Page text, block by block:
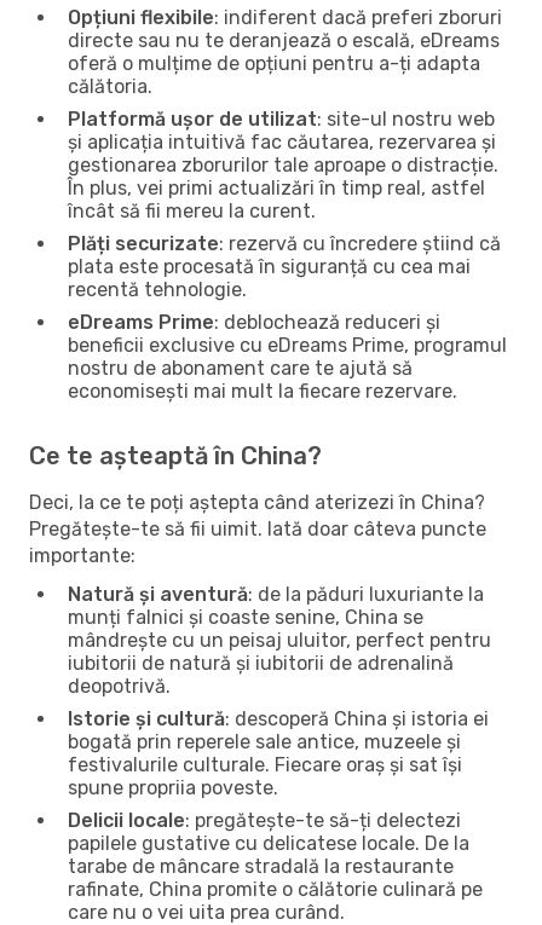
Opțiuni flexibile: indiferent dacă preferi zboruri
directe sau nu te deranjează o escală, eDreams
oferă o mulțime de opțiuni pentru a-ți adapta
călătoria.
Platformă ușor de utilizat: site-ul nostru web
și aplicația intuitivă fac căutarea, rezervarea și
gestionarea zborurilor tale aproape o distracție.
În plus, vei primi actualizări în timp real, astfel
încât să fii mereu la curent.
Plăți securizate: rezervă cu încredere știind că
plata este procesată în siguranță cu cea mai
recentă tehnologie.
eDreams Prime: deblochează reduceri și
beneficii exclusive cu eDreams Prime, programul
nostru de abonament care te ajută să
economisești mai mult la fiecare rezervare.
Ce te așteaptă în China?
Deci, la ce te poți aștepta când aterizezi în China?
Pregătește-te să fii uimit. Iată doar câteva puncte
importante:
Natură și aventură: de la păduri luxuriante la
munți falnici și coaste senine, China se
mândrește cu un peisaj uluitor, perfect pentru
iubitorii de natură și iubitorii de adrenalină
deopotrivă.
Istorie și cultură: descoperă China și istoria ei
bogată prin reperele sale antice, muzeele și
festivalurile culturale. Fiecare oraș și sat își
spune propriia poveste.
Delicii locale: pregătește-te să-ți delectezi
papilele gustative cu delicatese locale. De la
tarabe de mâncare stradală la restaurante
rafinate, China promite o călătorie culinară pe
care nu o vei uita prea curând.